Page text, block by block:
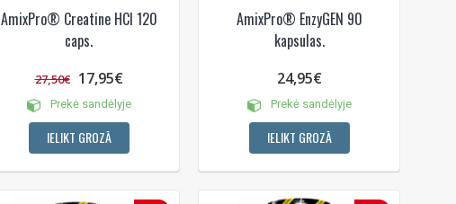
AmixPro® Creatine HCl 120
caps.
27,50€ 17,95€
Prekė sandėlyje
IELIKT GROZĀ
AmixPro® EnzyGEN 90
kapsulas.
24,95€
Prekė sandėlyje
IELIKT GROZĀ